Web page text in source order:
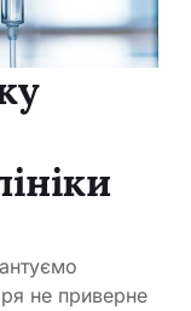
не приверне